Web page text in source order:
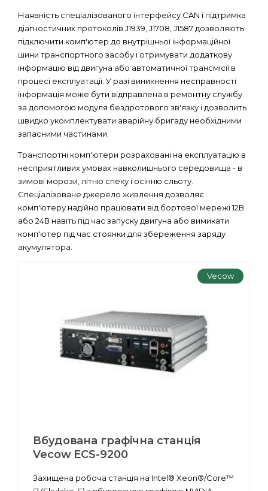
Наявність спеціалізованого інтерфейсу CAN і підтримка
діагностичних протоколів J1939, J1708, J1587 дозволяють
підключити комп'ютер до внутрішньої інформаційної
шини транспортного засобу і отримувати додаткову
інформацію від двигуна або автоматичної трансмісії в
процесі експлуатації. У разі виникнення несправності
інформація може бути відправлена ​​в ремонтну службу
за допомогою модуля бездротового зв'язку і дозволить
швидко укомплектувати аварійну бригаду необхідними
запасними частинами.
Транспортні комп'ютери розраховані на експлуатацію в
несприятливих умовах навколишнього середовища - в
зимові морози, літню спеку і осінню сльоту.
Спеціалізоване джерело живлення дозволяє
комп'ютеру надійно працювати від бортової мережі 12В
або 24В навіть під час запуску двигуна або вимикати
комп'ютер під час стоянки для збереження заряду
акумулятора.
Vecow
Вбудована графічна станція
Vecow ECS-9200
Захищена робоча станція на Intel® Xeon®/Core™